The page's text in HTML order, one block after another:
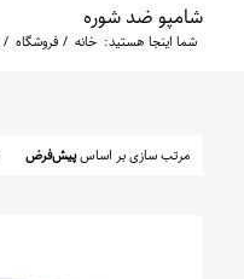
شامپو ضد شوره
شما اینجا هستید: خانه / فروشگاه /
مرتب سازی بر اساسپیش‌فرض